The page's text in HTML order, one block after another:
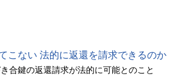
こない 法的に返還を請求できるのか
合鍵の返還請求が法的に可能とのこと